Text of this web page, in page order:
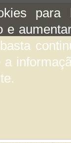
para
e
a